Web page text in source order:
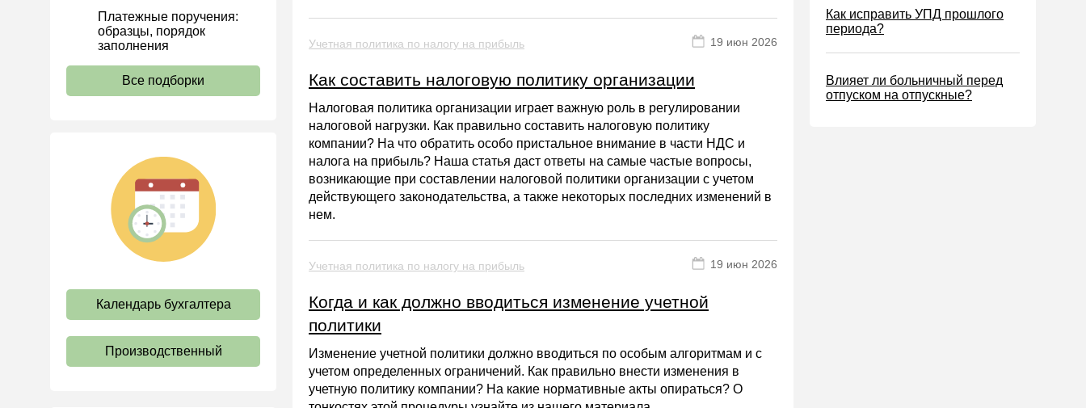
ПСН
Водный налог
Экологический налог
Налог на игорный бизнес
Возврат и зачет налогов
Налоговые проверки
Ответственность
Статистика
Банк
Онлайн-кассы ККТ ККМ
Блокировка счета
Платежные поручения:
образцы, порядок
заполнения
Все подборки
Календарь бухгалтера
Производственный
Как исправить УПД прошлого
периода?
Влияет ли больничный перед
отпуском на отпускные?
Учетная политика по налогу на прибыль 19 июн 2026
Как составить налоговую политику организации
Налоговая политика организации играет важную роль в регулировании
налоговой нагрузки. Как правильно составить налоговую политику
компании? На что обратить особо пристальное внимание в части НДС и
налога на прибыль? Наша статья даст ответы на самые частые вопросы,
возникающие при составлении налоговой политики организации с учетом
действующего законодательства, а также некоторых последних изменений в
нем.
Учетная политика по налогу на прибыль 19 июн 2026
Когда и как должно вводиться изменение учетной
политики
Изменение учетной политики должно вводиться по особым алгоритмам и с
учетом определенных ограничений. Как правильно внести изменения в
учетную политику компании? На какие нормативные акты опираться? О